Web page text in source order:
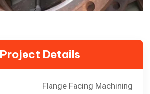
Project Details
Flange Facing Machining